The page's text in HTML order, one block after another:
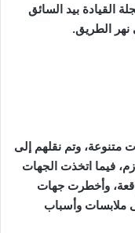
القيادة بيد السائق
نهر الطريق.
أشخاص بإصابات متنوعة، وتم نقلهم إلى
فيما اتخذت الجهات
وأخطرت جهات
ملابسات وأسباب